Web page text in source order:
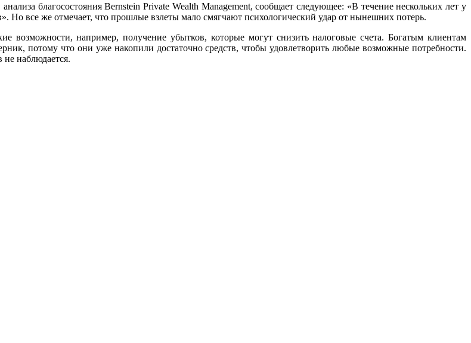
благосостояния Bernstein Private Wealth Management, сообщает следующее: «В течение нескольких лет у
Но все же отмечает, что прошлые взлеты мало смягчают психологический удар от нынешних потерь.
возможности, например, получение убытков, которые могут снизить налоговые счета. Богатым клиентам
потому что они уже накопили достаточно средств, чтобы удовлетворить любые возможные потребности.
наблюдается.